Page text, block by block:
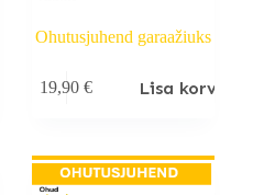
Ohutusjuhend garaažiuks
19,90€ Lisa korvi